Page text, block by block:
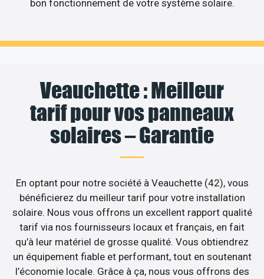
bon fonctionnement de votre système solaire.
Veauchette : Meilleur
tarif pour vos panneaux
solaires – Garantie
En optant pour notre société à Veauchette (42), vous
bénéficierez du meilleur tarif pour votre installation
solaire. Nous vous offrons un excellent rapport qualité
tarif via nos fournisseurs locaux et français, en fait
qu’à leur matériel de grosse qualité. Vous obtiendrez
un équipement fiable et performant, tout en soutenant
l’économie locale. Grâce à ça, nous vous offrons des